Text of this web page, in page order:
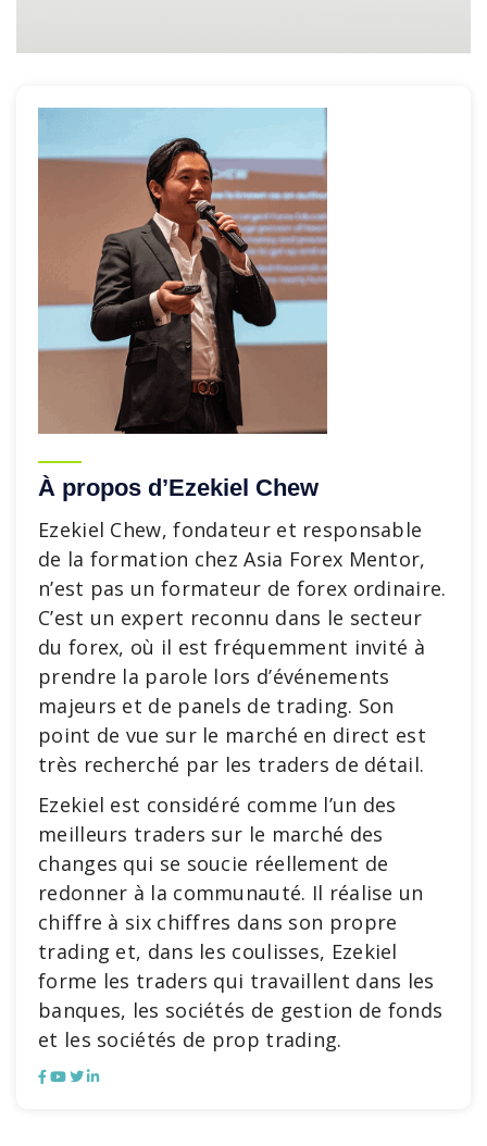
À propos d’Ezekiel Chew
Ezekiel Chew, fondateur et responsable
de la formation chez Asia Forex Mentor,
n’est pas un formateur de forex ordinaire.
C’est un expert reconnu dans le secteur
du forex, où il est fréquemment invité à
prendre la parole lors d’événements
majeurs et de panels de trading. Son
point de vue sur le marché en direct est
très recherché par les traders de détail.
Ezekiel est considéré comme l’un des
meilleurs traders sur le marché des
changes qui se soucie réellement de
redonner à la communauté. Il réalise un
chiffre à six chiffres dans son propre
trading et, dans les coulisses, Ezekiel
forme les traders qui travaillent dans les
banques, les sociétés de gestion de fonds
et les sociétés de prop trading.